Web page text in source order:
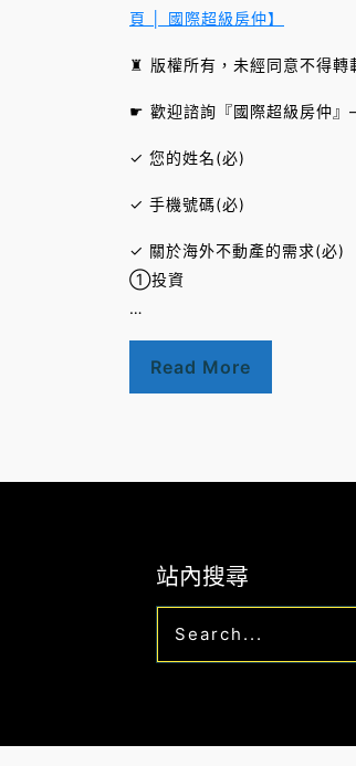
頁 │ 國際超級房仲】
♜ 版權所有，未經同意不得
☛ 歡迎諮詢『國際超級房仲』–
✓ 您的姓名(必)
✓ 手機號碼(必)
✓ 關於海外不動產的需求(必)
①投資
…
Read More
站內搜尋